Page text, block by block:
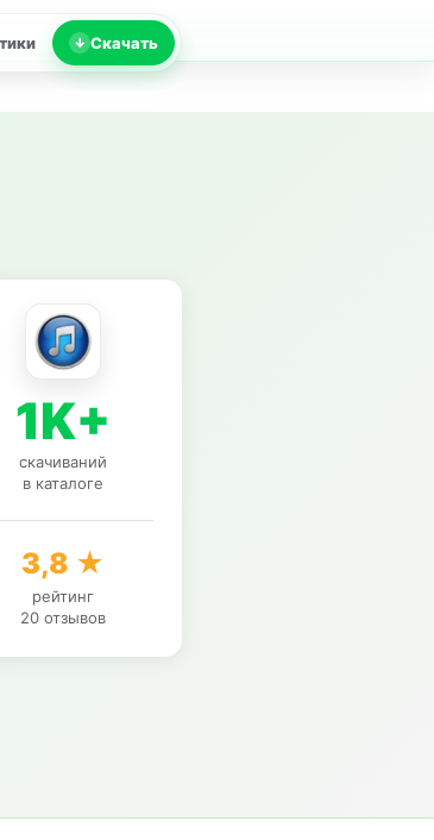
Скачать
1K+
скачиваний
в каталоге
3,8 ★
рейтинг
20 отзывов